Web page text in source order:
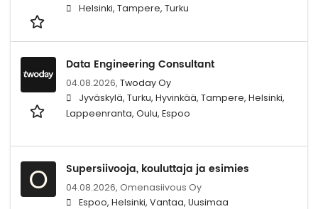
Helsinki, Tampere, Turku
Data Engineering Consultant
04.08.2026, Twoday Oy
Jyväskylä, Turku, Hyvinkää, Tampere, Helsinki,
Lappeenranta, Oulu, Espoo
O Supersiivooja, kouluttaja ja esimies
04.08.2026, Omenasiivous Oy
Espoo, Helsinki, Vantaa, Uusimaa